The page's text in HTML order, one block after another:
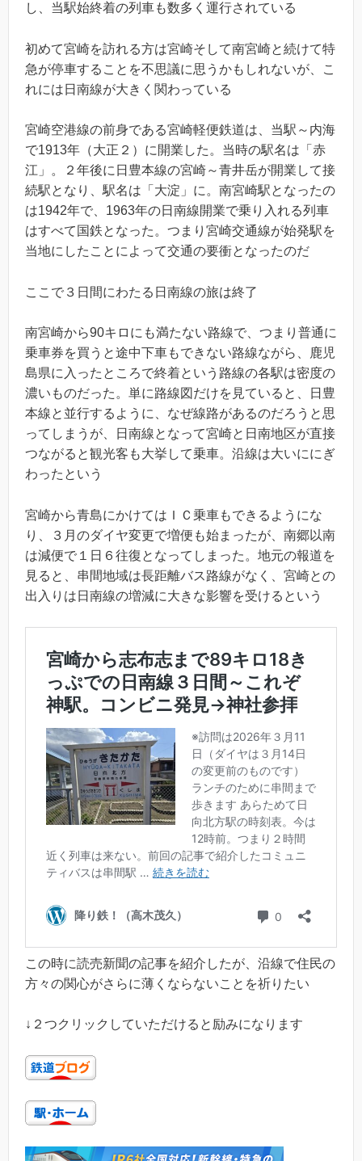
し、当駅始終着の列車も数多く運行されている
初めて宮崎を訪れる方は宮崎そして南宮崎と続けて特
急が停車することを不思議に思うかもしれないが、こ
れには日南線が大きく関わっている
宮崎空港線の前身である宮崎軽便鉄道は、当駅～内海
で1913年（大正２）に開業した。当時の駅名は「赤
江」。２年後に日豊本線の宮崎～青井岳が開業して接
続駅となり、駅名は「大淀」に。南宮崎駅となったの
は1942年で、1963年の日南線開業で乗り入れる列車
はすべて国鉄となった。つまり宮崎交通線が始発駅を
当地にしたことによって交通の要衝となったのだ
ここで３日間にわたる日南線の旅は終了
南宮崎から90キロにも満たない路線で、つまり普通に
乗車券を買うと途中下車もできない路線ながら、鹿児
島県に入ったところで終着という路線の各駅は密度の
濃いものだった。単に路線図だけを見ていると、日豊
本線と並行するように、なぜ線路があるのだろうと思
ってしまうが、日南線となって宮崎と日南地区が直接
つながると観光客も大挙して乗車。沿線は大いににぎ
わったという
宮崎から青島にかけてはＩＣ乗車もできるようにな
り、３月のダイヤ変更で増便も始まったが、南郷以南
は減便で１日６往復となってしまった。地元の報道を
見ると、串間地域は長距離バス路線がなく、宮崎との
出入りは日南線の増減に大きな影響を受けるという
この時に読売新聞の記事を紹介したが、沿線で住民の
方々の関心がさらに薄くならないことを祈りたい
↓２つクリックしていただけると励みになります